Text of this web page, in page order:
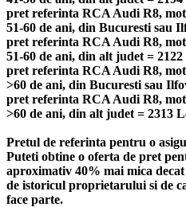
pret referinta RCA Audi R8,
51-60 de ani, din Bucuresti sau
pret referinta RCA Audi R8,
51-60 de ani, din alt judet =
pret referinta RCA Audi R8,
>60 de ani, din Bucuresti sau
pret referinta RCA Audi R8,
>60 de ani, din alt judet = 2313
Pretul de referinta pentru o
Puteti obtine o oferta de pret
aproximativ 40% mai mica
de istoricul proprietarului si de
face parte.